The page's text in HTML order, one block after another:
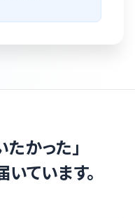
たかった」
ています。